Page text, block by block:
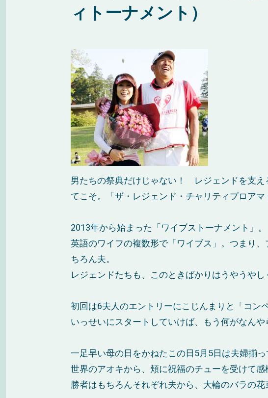
ィトーナメント）
男たちの祭典だけじゃない！ レジェンドを支え
てこそ。「ザ・レジェンド・チャリティプロア
2013年から始まった「ワイブストーナメント」。
英語のワイフの複数形で「ワイブス」。つまり
ちろん夫。
レジェンドたちも、このときばかりはうやうやし
初回は6夫人のエントリーにこじんまりと「コン
いっせいにスタートしていけば、もう何がなんや
一足早い母の日をかねたこの日5月5日は夫婦揃
世界のアオキから、頬に祝福のチューを受けて感
勝者はもちろんそれぞれ夫から、大輪のバラの